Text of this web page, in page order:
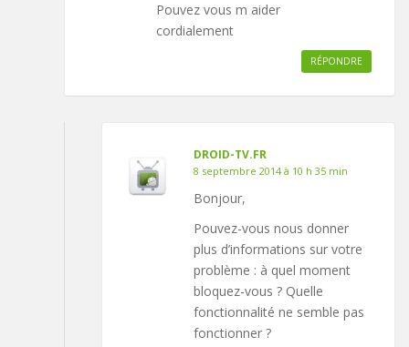
Pouvez vous m aider
cordialement
RÉPONDRE
DROID-TV.FR
8 septembre 2014 à 10 h 35 min
Bonjour,
Pouvez-vous nous donner
plus d’informations sur votre
problème : à quel moment
bloquez-vous ? Quelle
fonctionnalité ne semble pas
fonctionner ?